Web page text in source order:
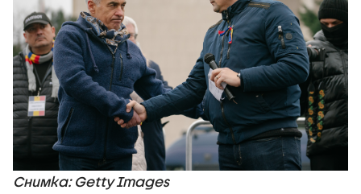
Снимка: Getty Images